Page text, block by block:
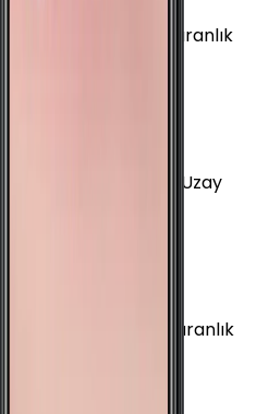
9C - 64 GB - Alacakaranlık
9T - 64 GB - Karbon Uzay
9T - 128 GB - Alacakaranlık